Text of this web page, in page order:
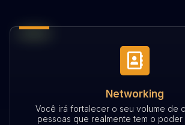
Networking
Você irá fortalecer o seu volume de
pessoas que realmente tem o